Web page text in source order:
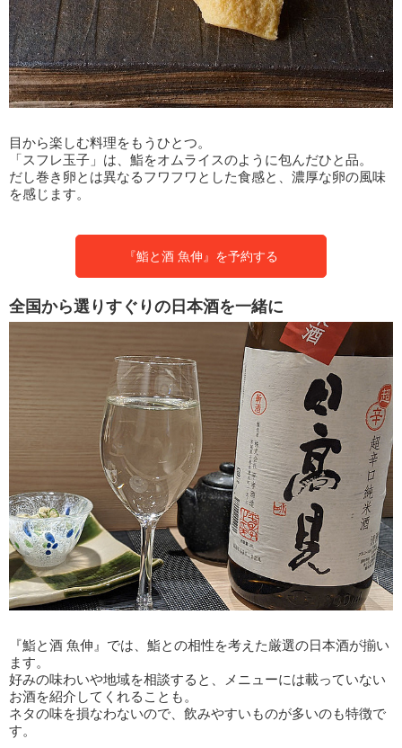
目から楽しむ料理をもうひとつ。
「スフレ玉子」は、鮨をオムライスのように包んだひと品。
だし巻き卵とは異なるフワフワとした食感と、濃厚な卵の風味
を感じます。
『鮨と酒 魚伸』を予約する
全国から選りすぐりの日本酒を一緒に
『鮨と酒 魚伸』では、鮨との相性を考えた厳選の日本酒が揃い
ます。
好みの味わいや地域を相談すると、メニューには載っていない
お酒を紹介してくれることも。
ネタの味を損なわないので、飲みやすいものが多いのも特徴で
す。